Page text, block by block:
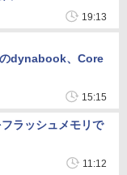
19:13
dynabook、Core
15:15
ラッシュメモリで
11:12